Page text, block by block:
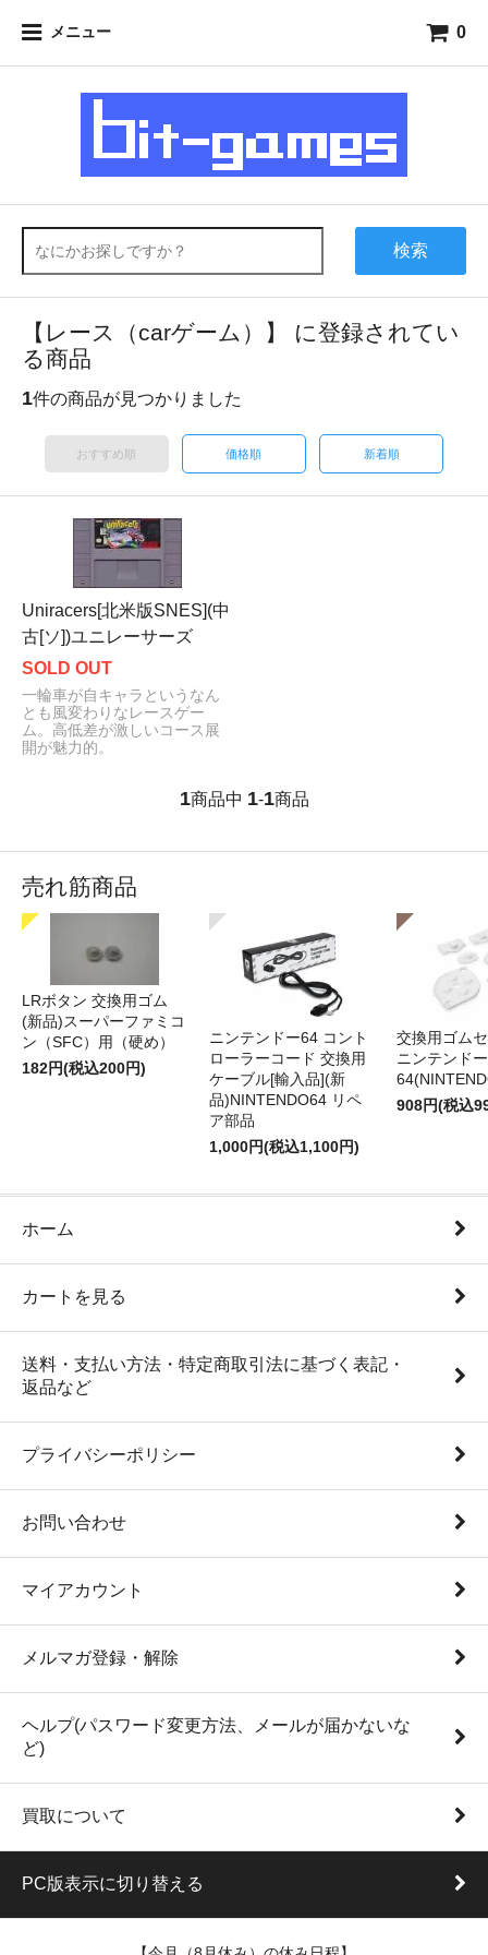
メニュー 0
検索
【レース（carゲーム）】 に登録されてい
る商品
1件の商品が見つかりました
おすすめ順 価格順 新着順
Uniracers[北米版SNES](中
古[ソ])ユニレーサーズ
SOLD OUT
一輪車が自キャラというなん
とも風変わりなレースゲー
ム。高低差が激しいコース展
開が魅力的。
1商品中 1-1商品
売れ筋商品
LRボタン 交換用ゴム
(新品)スーパーファミコ
ン（SFC）用（硬め）
182円(税込200円)
ニンテンドー64 コント
ローラーコード 交換用
ケーブル[輸入品](新
品)NINTENDO64 リペ
ア部品
1,000円(税込1,100円)
交換用ゴム
ニンテンドー
908円(税込
ホーム
カートを見る
送料・支払い方法・特定商取引法に基づく表記・
返品など
プライバシーポリシー
お問い合わせ
マイアカウント
メルマガ登録・解除
ヘルプ(パスワード変更方法、メールが届かないな
ど)
買取について
PC版表示に切り替える